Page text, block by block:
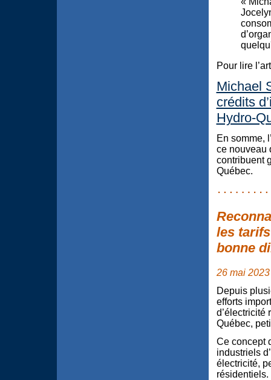
Pour lire
Michael
crédits
Hydro-
En somme,
ce nouveau
contribuent
Québec.
les
bonne
26 mai 2023
Depuis
efforts
d’électricité
Québec,
Ce concept
industriels
électricité,
résidentiels.